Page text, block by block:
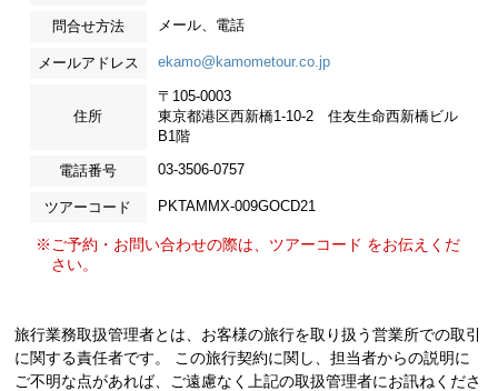
問合せ方法 メール、電話
メールアドレス ekamo@kamometour.co.jp
住所
〒105-0003
東京都港区西新橋1-10-2 住友生命西新橋ビル
B1階
電話番号 03-3506-0757
ツアーコード PKTAMMX-009GOCD21
※ご予約・お問い合わせの際は、ツアーコード をお伝えくだ
さい。
旅行業務取扱管理者とは、お客様の旅行を取り扱う営業所での取引
に関する責任者です。 この旅行契約に関し、担当者からの説明に
ご不明な点があれば、ご遠慮なく上記の取扱管理者にお訊ねくださ